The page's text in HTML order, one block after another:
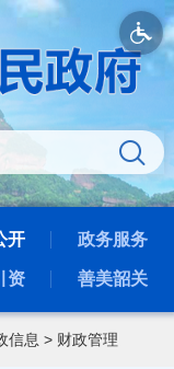
开 政务服务
资 善美韶关
信息 > 财政管理